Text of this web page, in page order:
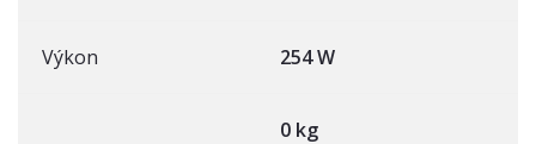
Výkon 254 W
0 kg